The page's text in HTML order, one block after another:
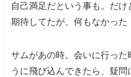
自己満足だという事も。だけ
期待してたが、何もなかった
サムがあの時。会いに行った
うに飛び込んできたら、疑